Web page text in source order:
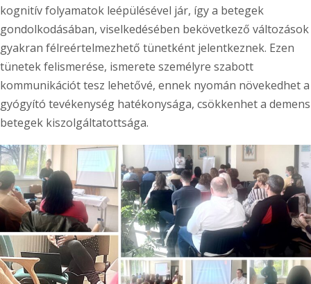
kognitív folyamatok leépülésével jár, így a betegek
gondolkodásában, viselkedésében bekövetkező változások
gyakran félreértelmezhető tünetként jelentkeznek. Ezen
tünetek felismerése, ismerete személyre szabott
kommunikációt tesz lehetővé, ennek nyomán növekedhet a
gyógyító tevékenység hatékonysága, csökkenhet a demens
betegek kiszolgáltatottsága.